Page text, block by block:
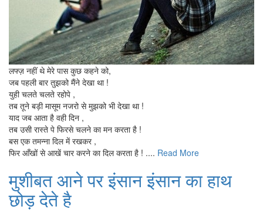
लफ्ज़ नहीं थे मेरे पास कुछ कहने को,
जब पहली बार तुझको मैंने देखा था !
युही चलते चलते रहोपे ,
तब तूने बड़ी मासूम नजरो से मुझको भी देखा था !
याद जब आता है वही दिन ,
तब उसी रास्ते पे फिरसे चलने का मन करता है !
बस एक तमन्ना दिल में रखकर ,
फिर आँखों से आखें चार करने का दिल करता है ! .... Read More
मुशीबत आने पर इंसान इंसान का हाथ
छोड़ देते है